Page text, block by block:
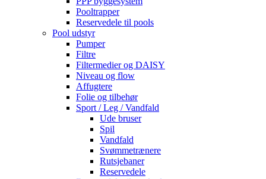
Pooltrapper
Reservedele til pools
Pool udstyr
Pumper
Filtre
Filtermedier og DAISY
Niveau og flow
Affugtere
Folie og tilbehør
Sport / Leg / Vandfald
Ude bruser
Spil
Vandfald
Svømmetrænere
Rutsjebaner
Reservedele